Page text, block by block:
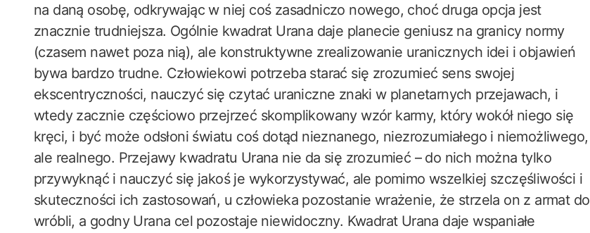
na daną osobę, odkrywając w niej coś zasadniczo nowego, choć druga opcja jest
znacznie trudniejsza. Ogólnie kwadrat Urana daje planecie geniusz na granicy normy
(czasem nawet poza nią), ale konstruktywne zrealizowanie uranicznych idei i objawień
bywa bardzo trudne. Człowiekowi potrzeba starać się zrozumieć sens swojej
ekscentryczności, nauczyć się czytać uraniczne znaki w planetarnych przejawach, i
wtedy zacznie częściowo przejrzeć skomplikowany wzór karmy, który wokół niego się
kręci, i być może odsłoni światu coś dotąd nieznanego, niezrozumiałego i niemożliwego,
ale realnego. Przejawy kwadratu Urana nie da się zrozumieć – do nich można tylko
przywyknąć i nauczyć się jakoś je wykorzystywać, ale pomimo wszelkiej szczęśliwości i
skuteczności ich zastosowań, u człowieka pozostanie wrażenie, że strzela on z armat do
wróbli, a godny Urana cel pozostaje niewidoczny. Kwadrat Urana daje wspaniałe